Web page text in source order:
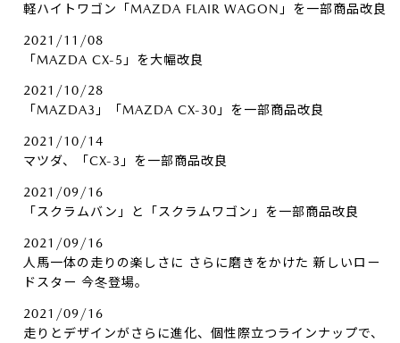
軽ハイトワゴン「MAZDA FLAIR WAGON」を一部商品改良
2021/11/08
「MAZDA CX-5」を大幅改良
2021/10/28
「MAZDA3」「MAZDA CX-30」を一部商品改良
2021/10/14
マツダ、「CX-3」を一部商品改良
2021/09/16
「スクラムバン」と「スクラムワゴン」を一部商品改良
2021/09/16
人馬一体の走りの楽しさに さらに磨きをかけた 新しいロー
ドスター 今冬登場。
2021/09/16
走りとデザインがさらに進化、個性際立つラインナップで、